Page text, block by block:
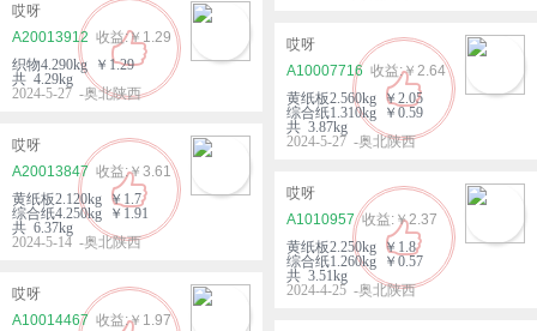
哎呀
A20013912
￥1.29
织物4.290kg ￥1.29
共 4.29kg
2024-5-27 -奥北陕西
哎呀
A10007716
￥2.64
黄纸板2.560kg ￥2.05
综合纸1.310kg ￥0.59
共 3.87kg
2024-5-27 -奥北陕西
哎呀
A20013847
￥3.61
黄纸板2.120kg ￥1.7
综合纸4.250kg ￥1.91
共 6.37kg
2024-5-14 -奥北陕西
哎呀
A1010957
￥2.37
黄纸板2.250kg ￥1.8
综合纸1.260kg ￥0.57
共 3.51kg
2024-4-25 -奥北陕西
哎呀
A10014467
￥1.97